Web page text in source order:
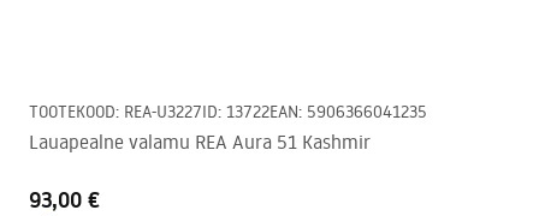
TOOTEKOOD: REA-U3227ID: 13722EAN: 5906366041235
Lauapealne valamu REA Aura 51 Kashmir
93,00 €